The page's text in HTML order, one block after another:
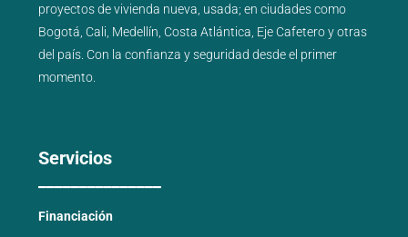
proyectos devivienda nueva usada; en ciudades como
Bogotá Cali Medellín Costa Atlántica Eje Cafeteroyotras
del país . Con la confianza y seguridad desde el primer
momento.
Servicios
Financiación